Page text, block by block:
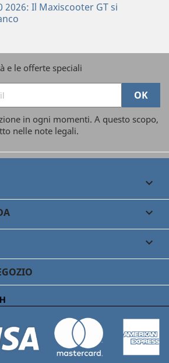
2026: Il Maxiscooter GT si
e le offerte speciali
in ogni momenti. A questo scopo,
nelle note legali.


